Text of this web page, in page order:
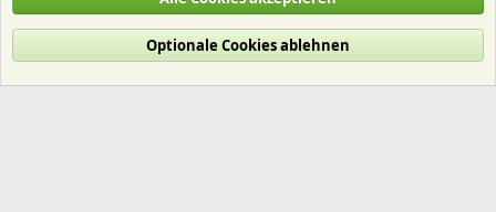
Cookies
Deutsch (Du)
Nutzungsbedingungen
Datenschutz Hilfe und Impressum
R
Optionale Cookies ablehnen